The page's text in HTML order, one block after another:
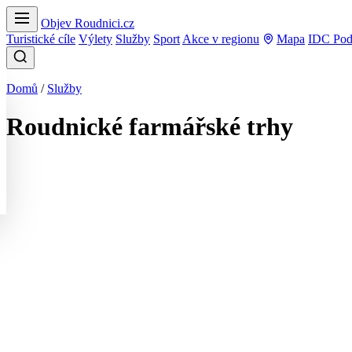
Objev Roudnici.cz
Turistické cíle Výlety Služby Sport Akce v regionu Mapa IDC
Domů / Služby
Roudnické farmářské trhy